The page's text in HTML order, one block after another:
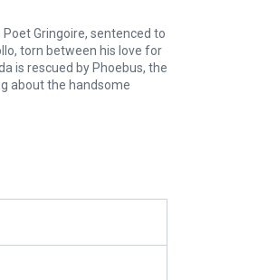
Gringoire, sentenced to
torn between his love for
is rescued by Phoebus, the
about the handsome